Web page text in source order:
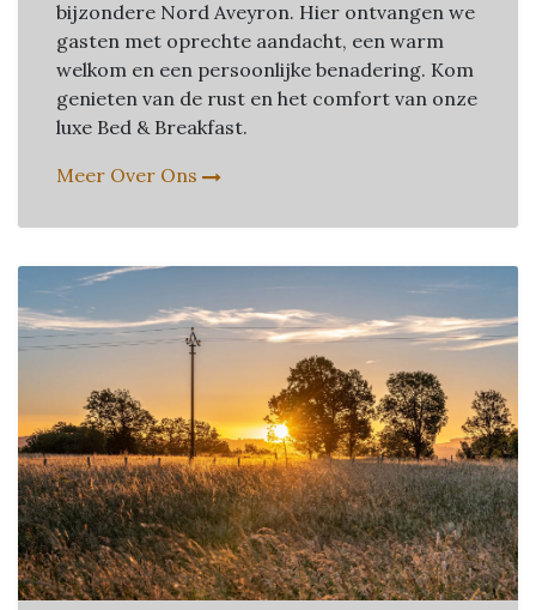
bijzondere Nord Aveyron. Hier ontvangen we
gasten met oprechte aandacht, een warm
welkom en een persoonlijke benadering. Kom
genieten van de rust en het comfort van onze
luxe Bed & Breakfast.
Meer Over Ons